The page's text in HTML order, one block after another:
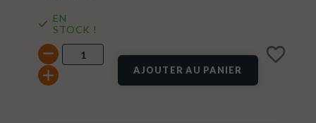
EN
STOCK !
AJOUTER AU PANIER
favorite_border